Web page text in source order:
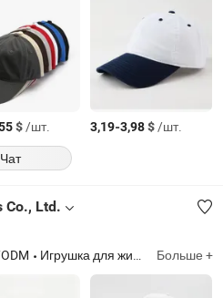
$/шт. 3,19-3,98$/шт.
Чат
Co., Ltd.
Игрушка для животных, продукт для животных, поводок для собак, бирка для собак, тренировочный жилет, подушка для животных, клетка для животных, миска для животных Больше +